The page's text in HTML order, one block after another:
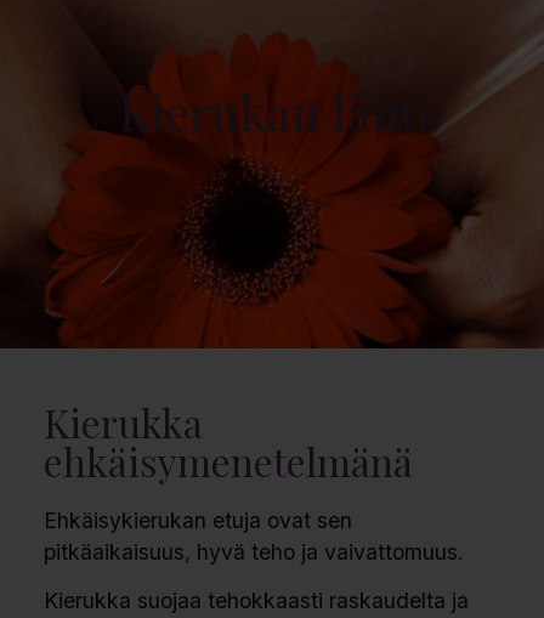
Kierukan laitto
Kierukka
ehkäisymenetelmänä
Ehkäisykierukan etuja ovat sen
pitkäaikaisuus, hyvä teho ja vaivattomuus.
Kierukka suojaa tehokkaasti raskaudelta ja